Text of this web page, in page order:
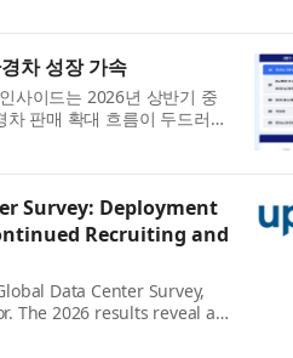
차 성장 가속
사이드는 2026년 상반기 중
판매 확대 흐름이 두드러졌
Survey: Deployment
Recruiting and
Data Center Survey,
The 2026 results reveal an